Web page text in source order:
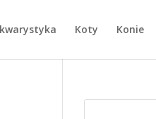
Koty Konie